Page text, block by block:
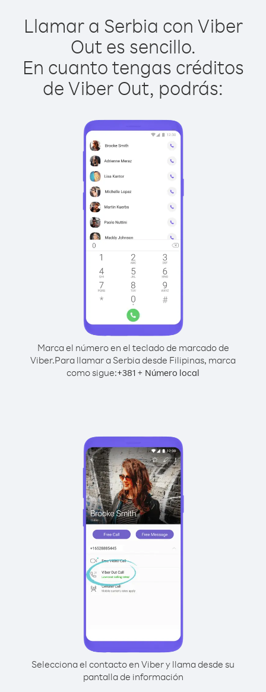
Llamar a Serbia con Viber
Out es sencillo.
En cuanto tengas créditos
de Viber Out, podrás:
Marca el número en el teclado de marcado de
Viber.Para llamar a Serbia desde Filipinas, marca
como sigue:+381 + Número local
Selecciona el contacto en Viber y llama desde su
pantalla de información